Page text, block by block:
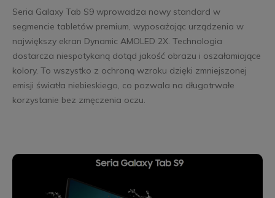
Seria Galaxy Tab S9 wprowadza nowy standard w
segmencie tabletów premium, wyposażając urządzenia w
największy ekran Dynamic AMOLED 2X. Technologia
dostarcza niespotykaną dotąd jakość obrazu i oszałamiające
kolory. To wszystko z ochroną wzroku dzięki zmniejszonej
emisji światła niebieskiego, co pozwala na długotrwałe
korzystanie bez zmęczenia oczu.